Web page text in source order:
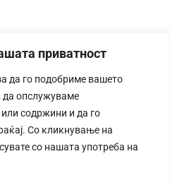
приватност
да го подобриме вашето
да опслужуваме
содржини и да го
Со кликнување на
со нашата употреба на